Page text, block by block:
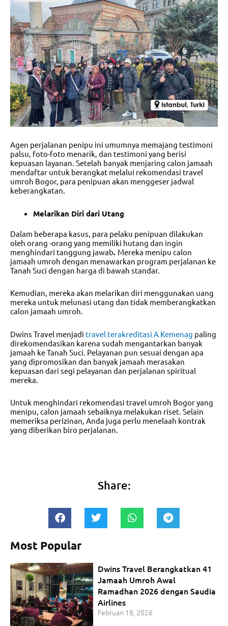
Agen perjalanan penipu ini umumnya memajang testimoni
palsu, foto-foto menarik, dan testimoni yang berisi
kepuasan layanan. Setelah banyak menjaring calon jamaah
mendaftar untuk berangkat melalui rekomendasi travel
umroh Bogor, para penipuan akan menggeser jadwal
keberangkatan.
Melarikan Diri dari Utang
Dalam beberapa kasus, para pelaku penipuan dilakukan
oleh orang -orang yang memiliki hutang dan ingin
menghindari tanggung jawab. Mereka menipu calon
jamaah umroh dengan menawarkan program perjalanan ke
Tanah Suci dengan harga di bawah standar.
Kemudian, mereka akan melarikan diri menggunakan uang
mereka untuk melunasi utang dan tidak memberangkatkan
calon jamaah umroh.
Dwins Travel menjadi travel terakreditasi A Kemenag paling
direkomendasikan karena sudah mengantarkan banyak
jamaah ke Tanah Suci. Pelayanan pun sesuai dengan apa
yang dipromosikan dan banyak jamaah merasakan
kepuasan dari segi pelayanan dan perjalanan spiritual
mereka.
Untuk menghindari rekomendasi travel umroh Bogoryang
menipu, calon jamaah sebaiknya melakukan riset. Selain
memeriksa perizinan, Anda juga perlu menelaah kontrak
yang diberikan biro perjalanan.
Share:
Most Popular
Dwins Travel Berangkatkan 41
Jamaah Umroh Awal
Ramadhan 2026 dengan Saudia
Airlines
Februari 18, 2026